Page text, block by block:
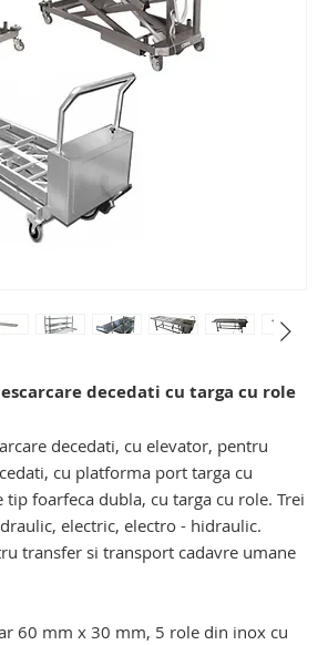
decedati cu targa cu role
decedati, cu elevator, pentru
cu platforma port targa cu
foarfeca dubla, cu targa cu role. Trei
electric, electro - hidraulic.
transfer si transport cadavre umane
60 mm x 30 mm, 5 role din inox cu